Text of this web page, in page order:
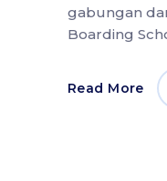
gabungan
Boarding
Read More